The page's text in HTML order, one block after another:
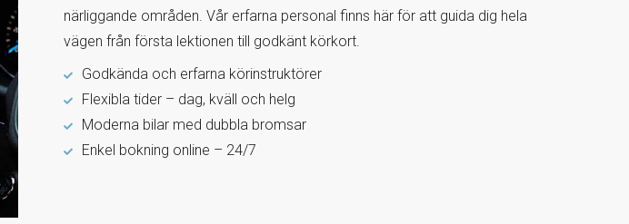
närliggande områden. Vår erfarna personal finns här för att guida dig hela
vägen från första lektionen till godkänt körkort.
Godkända och erfarna körinstruktörer
Flexibla tider – dag, kväll och helg
Moderna bilar med dubbla bromsar
Enkel bokning online – 24/7